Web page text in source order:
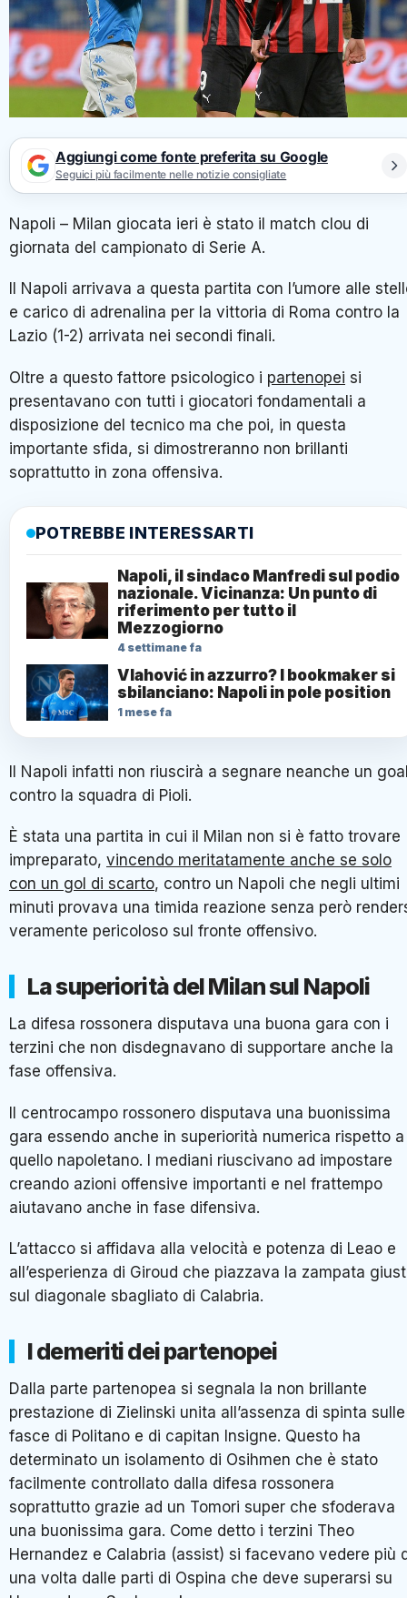
Aggiungi come fonte preferita su Google
Seguici più facilmente nelle notizie consigliate
Napoli – Milan giocata ieri è stato il match clou di
giornata del campionato di Serie A.
Il Napoli arrivava a questa partita con l’umore alle
e carico di adrenalina per la vittoria di Roma contro la
Lazio (1-2) arrivata nei secondi finali.
Oltre a questo fattore psicologico i partenopei si
presentavano con tutti i giocatori fondamentali a
disposizione del tecnico ma che poi, in questa
importante sfida, si dimostreranno non brillanti
soprattutto in zona offensiva.
POTREBBE INTERESSARTI
Napoli, il sindaco Manfredi sul podio
nazionale. Vicinanza: Un punto di
riferimento per tutto il
Mezzogiorno
4 settimane fa
Vlahović in azzurro? I bookmaker si
sbilanciano: Napoli in pole position
1 mese fa
Il Napoli infatti non riuscirà a segnare neanche un
contro la squadra di Pioli.
È stata una partita in cui il Milan non si è fatto trovare
impreparato, vincendo meritatamente anche se solo
con un gol di scarto, contro un Napoli che negli ultimi
minuti provava una timida reazione senza però
veramente pericoloso sul fronte offensivo.
La superiorità del Milan sul Napoli
La difesa rossonera disputava una buona gara con i
terzini che non disdegnavano di supportare anche la
fase offensiva.
Il centrocampo rossonero disputava una buonissima
gara essendo anche in superiorità numerica rispetto a
quello napoletano. I mediani riuscivano ad impostare
creando azioni offensive importanti e nel frattempo
aiutavano anche in fase difensiva.
L’attacco si affidava alla velocità e potenza di Leao e
all’esperienza di Giroud che piazzava la zampata
sul diagonale sbagliato di Calabria.
I demeriti dei partenopei
Dalla parte partenopea si segnala la non brillante
prestazione di Zielinski unita all’assenza di spinta sulle
fasce di Politano e di capitan Insigne. Questo ha
determinato un isolamento di Osihmen che è stato
facilmente controllato dalla difesa rossonera
soprattutto grazie ad un Tomori super che sfoderava
una buonissima gara. Come detto i terzini Theo
Hernandez e Calabria (assist) si facevano vedere più
una volta dalle parti di Ospina che deve superarsi su